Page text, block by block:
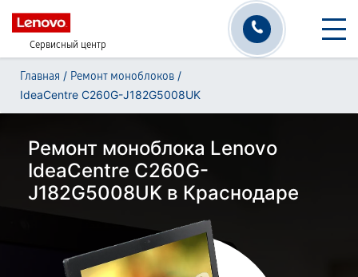
Сервисный центр
Главная / Ремонт моноблоков /
IdeaCentre C260G-J182G5008UK
Ремонт моноблока Lenovo
IdeaCentre C260G-
J182G5008UK в Краснодаре